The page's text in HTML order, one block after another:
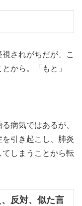
されがちだが、こ
から。「もと」
病気ではあるが、
引き起こし、肺炎
しまうことから転
、反対、似た言